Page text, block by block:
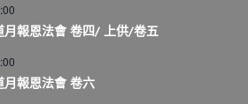
月報恩法會 卷四/ 上供/卷五
報恩法會 卷六